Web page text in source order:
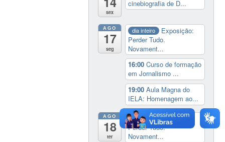
sex
cinebiografia de D...
AGO
17
seg
dia inteiro
Exposição:
Perder Tudo.
Novament...
16:00Curso de formação
em Jornalismo ...
19:00Aula Magna do
IELA: Homenagem ao...
AGO
18
ter
dia inteiro
Exposição:
Perder Tudo.
Novament...